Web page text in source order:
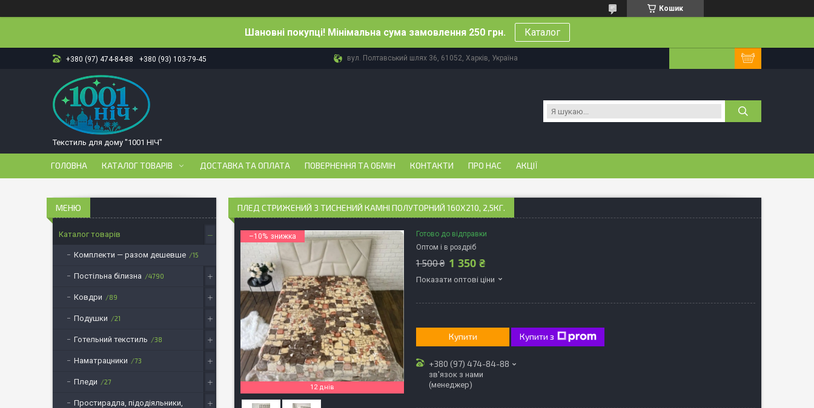
Кошик
Шановні покупці! Мінімальна сума замовлення 250 грн. Каталог
+380 (97) 474-84-88 +380 (93) 103-79-45 вул. Полтавський шлях 36, 61052, Харків, Україна
Текстиль для дому "1001 НІЧ"
ГОЛОВНА КАТАЛОГ ТОВАРІВ ДОСТАВКА ТА ОПЛАТА ПОВЕРНЕННЯ ТА ОБМІН КОНТАКТИ ПРО НАС АКЦІЇ
ПЛЕД СТРИЖЕНИЙ З ТИСНЕНИЙ КАМНІ ПОЛУТОРНИЙ 160Х210, 2,5КГ.
–10%
12 днів
Готово до відправки
Оптом і в роздріб
1 500 ₴ 1 350 ₴
Показати оптові ціни
Купити Купити з
+380 (97) 474-84-88
зв'язок з нами
(менеджер)
Каталог товарів
Комплекти — разом дешевше 15
Постільна білизна 4790
Ковдри 89
Подушки 21
Готельний текстиль 38
Наматрацники 73
Пледи 27
Простирадла, підодіяльники,